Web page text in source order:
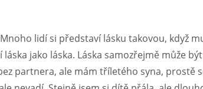
lidí si představí lásku takovou, když
jako láska. Láska samozřejmě může
partnera, ale mám tříletého syna, prostě